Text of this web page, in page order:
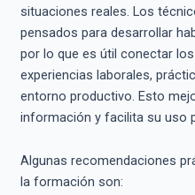
situaciones reales. Los
pensados para desarrollar
por lo que es útil conectar
experiencias laborales,
entorno productivo. Esto
información y facilita su uso
Algunas recomendaciones
la formación son: